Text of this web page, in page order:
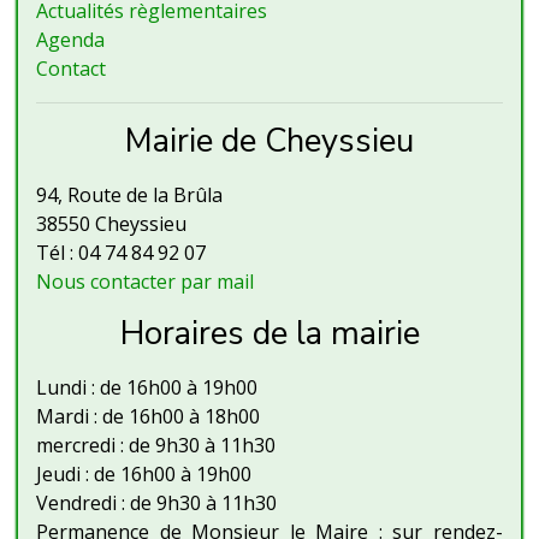
Actualités règlementaires
Agenda
Contact
Mairie de Cheyssieu
94, Route de la Brûla
38550 Cheyssieu
Tél : 04 74 84 92 07
Nous contacter par mail
Horaires de la mairie
Lundi : de 16h00 à 19h00
Mardi : de 16h00 à 18h00
mercredi : de 9h30 à 11h30
Jeudi : de 16h00 à 19h00
Vendredi : de 9h30 à 11h30
Permanence de Monsieur le Maire : sur rendez-